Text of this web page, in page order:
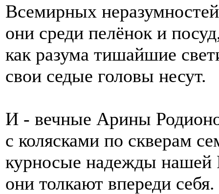
Всемирных
они среди пелёнок и
как разума тишайшие
свои седые головы несут.
И - вечные Арины
с колясками по скверам
курносые надежды нашей
они толкают впереди себя.